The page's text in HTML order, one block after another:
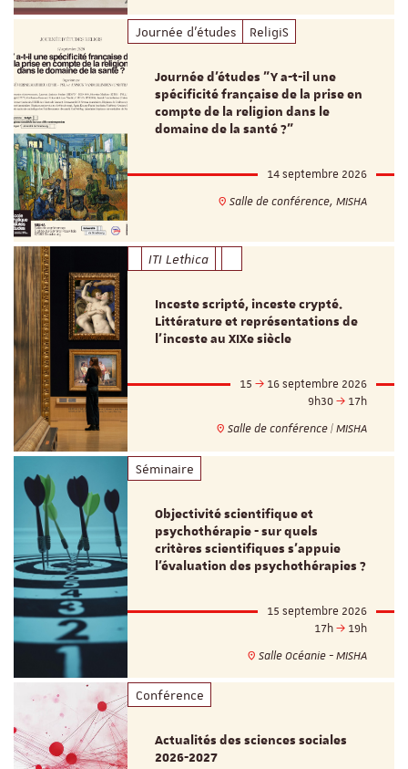
Journée d'études ReligiS
Journée d’études "Y a-t-il une
spécificité française de la prise en
compte de la religion dans le
domaine de la santé ?"
14 septembre 2026
Salle de conférence, MISHA
ITI Lethica
Inceste scripté, inceste crypté.
Littérature et représentations de
l’inceste au XIXe siècle
15
16 septembre 2026
9h30
17h
Salle de conférence | MISHA
Séminaire
Objectivité scientifique et
psychothérapie - sur quels
critères scientifiques s'appuie
l'évaluation des psychothérapies ?
15 septembre 2026
17h
19h
Salle Océanie - MISHA
Conférence
Actualités des sciences sociales
2026-2027